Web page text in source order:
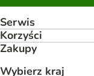
Serwis
Korzyści
Zakupy
Wybierz kraj